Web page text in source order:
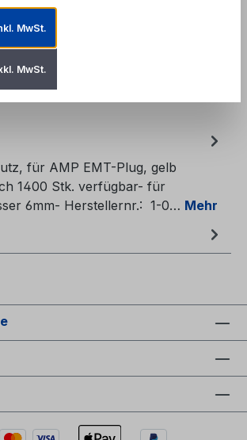
Gib den gewünschten
CCO-R45BT-EMT-YW
für AMP EMT-Plug, gelb
1400 Stk. verfügbar- für
6mm- Herstellernr.: 1-0… Mehr
MwSt.
MwSt.